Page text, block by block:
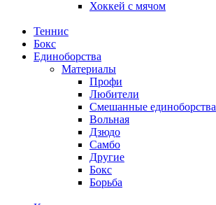
Хоккей с мячом
Теннис
Бокс
Единоборства
Материалы
Профи
Любители
Смешанные единоборства
Вольная
Дзюдо
Самбо
Другие
Бокс
Борьба